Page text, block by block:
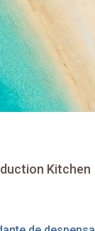
Kitchen